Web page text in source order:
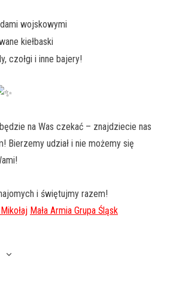
wojskowymi
kiełbaski
czołgi i inne bajery!
na Was czekać – znajdziecie nas
Bierzemy udział i nie możemy się
i świętujmy razem!
Mała Armia Grupa Śląsk